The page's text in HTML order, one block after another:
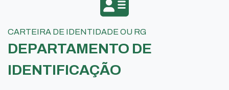
CARTEIRA DE IDENTIDADE OU RG
DEPARTAMENTO DE
IDENTIFICAÇÃO